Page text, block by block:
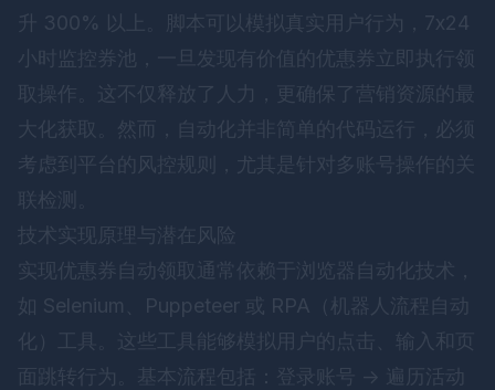
升 300% 以上。脚本可以模拟真实用户行为，7x24
小时监控券池，一旦发现有价值的优惠券立即执行领
取操作。这不仅释放了人力，更确保了营销资源的最
大化获取。然而，自动化并非简单的代码运行，必须
考虑到平台的风控规则，尤其是针对多账号操作的关
联检测。
技术实现原理与潜在风险
实现优惠券自动领取通常依赖于浏览器自动化技术，
如 Selenium、Puppeteer 或 RPA（机器人流程自动
化）工具。这些工具能够模拟用户的点击、输入和页
面跳转行为。基本流程包括：登录账号 -> 遍历活动